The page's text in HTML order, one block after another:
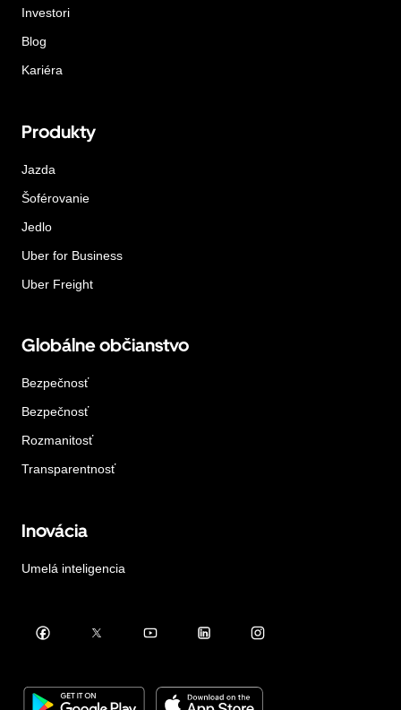
Investori
Blog
Kariéra
Produkty
Jazda
Šoférovanie
Jedlo
Uber for Business
Uber Freight
Globálne občianstvo
Bezpečnosť
Bezpečnosť
Rozmanitosť
Transparentnosť
Inovácia
Umelá inteligencia